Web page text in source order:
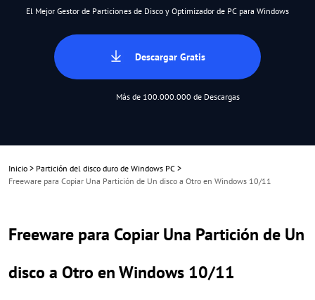
El Mejor Gestor de Particiones de Disco y Optimizador de PC para Windows
Descargar Gratis
Más de 100.000.000 de Descargas
Inicio > Partición del disco duro de Windows PC >
Freeware para Copiar Una Partición de Un disco a Otro en Windows 10/11
Freeware para Copiar Una Partición de Un
disco a Otro en Windows 10/11